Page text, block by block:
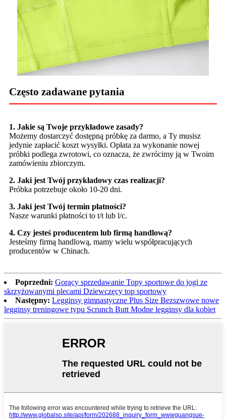
Często zadawane pytania
1. Jakie są Twoje przykładowe zasady?
Możemy dostarczyć dostępną próbkę za darmo, a Ty musisz
jedynie zapłacić koszt wysyłki. Opłata za wykonanie nowej
próbki podlega zwrotowi, co oznacza, że ​​zwrócimy ją w Twoim
zamówieniu zbiorczym.
2. Jaki jest Twój przykładowy czas realizacji?
Próbka potrzebuje około 10-20 dni.
3. Jaki jest Twój termin płatności?
Nasze warunki płatności to t/t lub l/c.
4. Czy jesteś producentem lub firmą handlową?
Jesteśmy firmą handlową, mamy wielu współpracujących
producentów w Chinach.
Poprzedni: Gorący sprzedawanie Topy sportowe do jogi ze
skrzyżowanymi plecami Dziewczęcy top sportowy
Następny: Legginsy gimnastyczne Plus Size Bezszwowe nowe
legginsy treningowe typu Scrunch Butt Modne legginsy dla kobiet